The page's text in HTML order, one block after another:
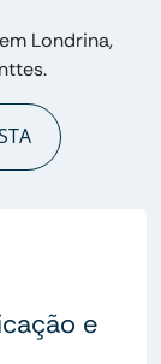
Londrina,
e